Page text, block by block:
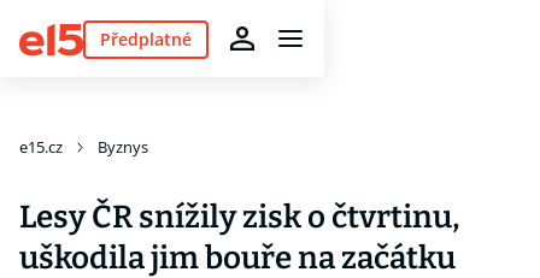
Předplatné
e15.cz Byznys
Lesy ČR snížily zisk o čtvrtinu,
uškodila jim bouře na začátku